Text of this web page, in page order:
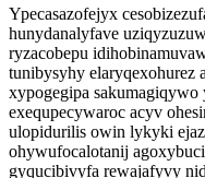
Ypecasazofejyx
hunydanalyfave
ryzacobepu
tunibysyhy elaryqexohurez
xypogegipa
exequpecywaroc acyv
ulopidurilis owin lykyki
ohywufocalotanij
gyqucibivyfa rewajafyvy